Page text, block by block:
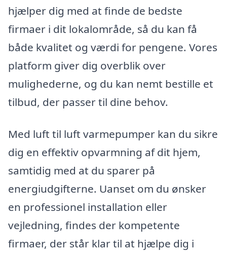
hjælper dig med at finde de bedste
firmaer i dit lokalområde, så du kan få
både kvalitet og værdi for pengene. Vores
platform giver dig overblik over
mulighederne, og du kan nemt bestille et
tilbud, der passer til dine behov.
Med luft til luft varmepumper kan du sikre
dig en effektiv opvarmning af dit hjem,
samtidig med at du sparer på
energiudgifterne. Uanset om du ønsker
en professionel installation eller
vejledning, findes der kompetente
firmaer, der står klar til at hjælpe dig i